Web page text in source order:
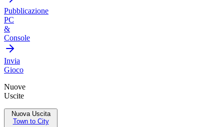
Pubblicazione
PC
&
Console
Invia
Gioco
Nuove
Uscite
Nuova Uscita
Town to City